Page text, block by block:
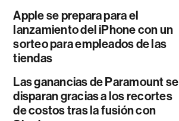
Apple se prepara para el
lanzamiento del iPhone con un
sorteo para empleados de las
tiendas
Las ganancias de Paramount se
disparan gracias a los recortes
de costos tras la fusión con